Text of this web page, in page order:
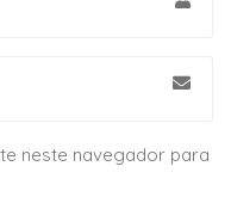
neste navegador para